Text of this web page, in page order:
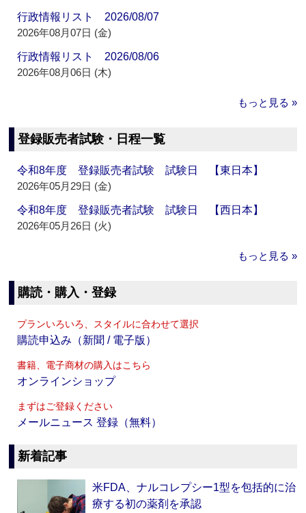
行政情報リスト 2026/08/07
2026年08月07日 (金)
行政情報リスト 2026/08/06
2026年08月06日 (木)
もっと見る »
登録販売者試験・日程一覧
令和8年度 登録販売者試験 試験日 【東日本】
2026年05月29日 (金)
令和8年度 登録販売者試験 試験日 【西日本】
2026年05月26日 (火)
もっと見る »
購読・購入・登録
プランいろいろ、スタイルに合わせて選択
購読申込み（新聞 / 電子版）
書籍、電子商材の購入はこちら
オンラインショップ
まずはご登録ください
メールニュース 登録（無料）
新着記事
米FDA、ナルコレプシー1型を包括的に治
療する初の薬剤を承認